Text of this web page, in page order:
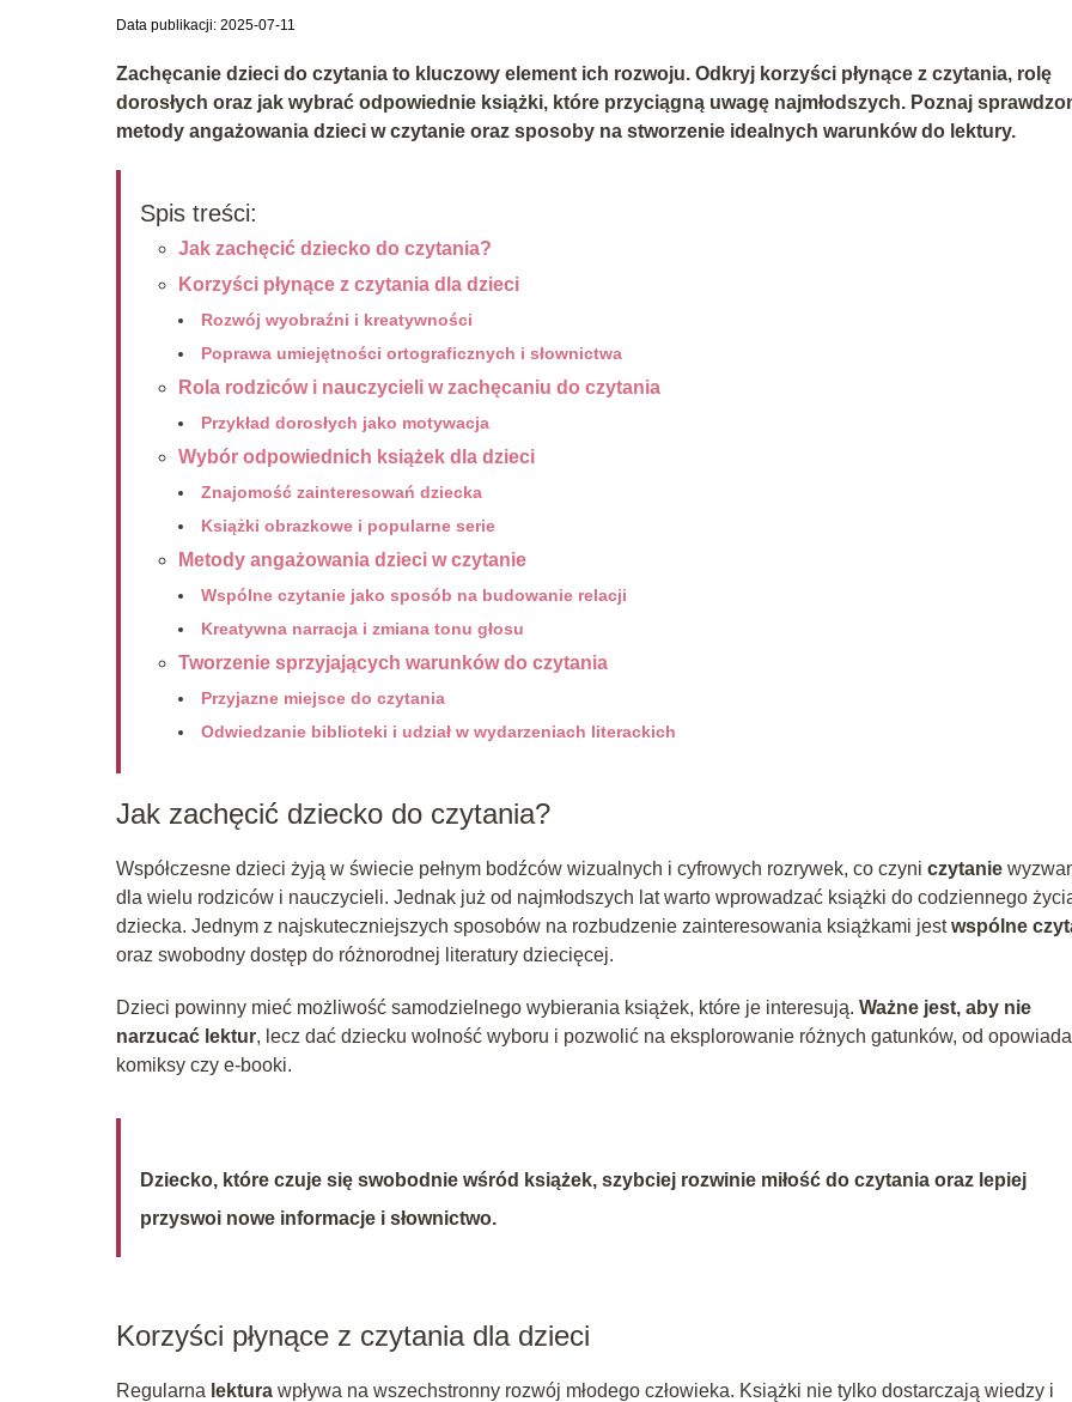
Data publikacji: 2025-07-11
Zachęcanie dzieci do czytania to kluczowy element ich rozwoju. Odkryj korzyści płynące z czytania, rolę
dorosłych oraz jak wybrać odpowiednie książki, które przyciągną uwagę najmłodszych. Poznaj
metody angażowania dzieci w czytanie oraz sposoby na stworzenie idealnych warunków do lektury.
Spis treści:
Jak zachęcić dziecko do czytania?
Korzyści płynące z czytania dla dzieci
Rozwój wyobraźni i kreatywności
Poprawa umiejętności ortograficznych i słownictwa
Rola rodziców i nauczycieli w zachęcaniu do czytania
Przykład dorosłych jako motywacja
Wybór odpowiednich książek dla dzieci
Znajomość zainteresowań dziecka
Książki obrazkowe i popularne serie
Metody angażowania dzieci w czytanie
Wspólne czytanie jako sposób na budowanie relacji
Kreatywna narracja i zmiana tonu głosu
Tworzenie sprzyjających warunków do czytania
Przyjazne miejsce do czytania
Odwiedzanie biblioteki i udział w wydarzeniach literackich
Jak zachęcić dziecko do czytania?
Współczesne dzieci żyją w świecie pełnym bodźców wizualnych i cyfrowych rozrywek, co czyni czytanie
dla wielu rodziców i nauczycieli. Jednak już od najmłodszych lat warto wprowadzać książki do codziennego
dziecka. Jednym z najskuteczniejszych sposobów na rozbudzenie zainteresowania książkami jestwspólne
oraz swobodny dostęp do różnorodnej literatury dziecięcej.
Dzieci powinny mieć możliwość samodzielnego wybierania książek, które je interesują. Ważne jest, aby nie
narzucać lektur, lecz dać dziecku wolność wyboru i pozwolić na eksplorowanie różnych gatunków, od
komiksy czy e-booki.
Dziecko, które czuje się swobodnie wśród książek, szybciej rozwinie miłość do czytania oraz lepiej
przyswoi nowe informacje i słownictwo.
Korzyści płynące z czytania dla dzieci
Regularna lektura wpływa na wszechstronny rozwój młodego człowieka. Książki nie tylko dostarczają wiedzy i